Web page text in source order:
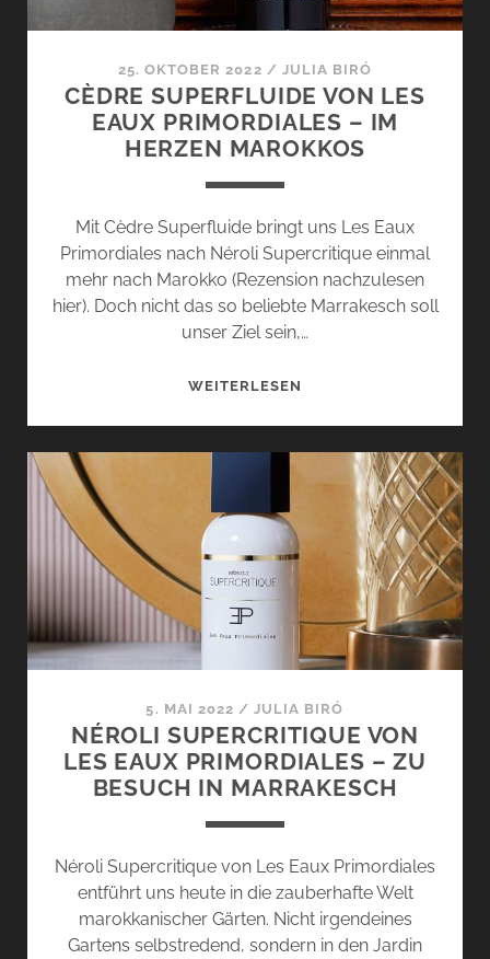
25. OKTOBER 2022 / JULIA BIRÓ
CÈDRE SUPERFLUIDE VON LES
EAUX PRIMORDIALES – IM
HERZEN MAROKKOS
Mit Cèdre Superfluide bringt uns Les Eaux
Primordiales nach Néroli Supercritique einmal
mehr nach Marokko (Rezension nachzulesen
hier). Doch nicht das so beliebte Marrakesch soll
unser Ziel sein,…
WEITERLESEN
EAUX
PRIMORDIALES
–
HERZEN
MAROKKOS
5. MAI 2022 /JULIA BIRÓ
NÉROLI SUPERCRITIQUE VON
LES EAUX PRIMORDIALES – ZU
BESUCH IN MARRAKESCH
Néroli Supercritique von Les Eaux Primordiales
entführt uns heute in die zauberhafte Welt
marokkanischer Gärten. Nicht irgendeines
Gartens selbstredend, sondern in den Jardin